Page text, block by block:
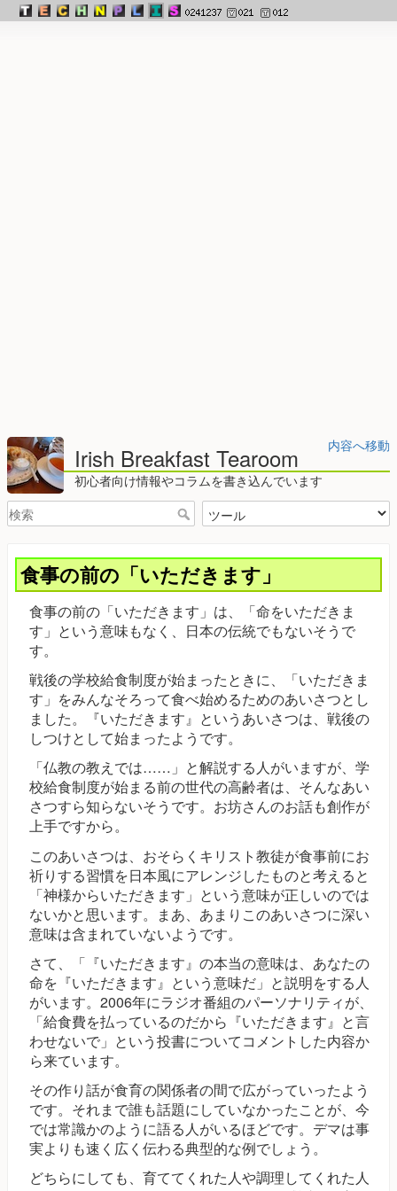
内容へ移動
Irish Breakfast Tearoom
初心者向け情報やコラムを書き込んでいます
食事の前の「いただきます」
食事の前の「いただきます」は、「命をいただきま
す」という意味もなく、日本の伝統でもないそうで
す。
戦後の学校給食制度が始まったときに、「いただきま
す」をみんなそろって食べ始めるためのあいさつとし
ました。『いただきます』というあいさつは、戦後の
しつけとして始まったようです。
「仏教の教えでは……」と解説する人がいますが、学
校給食制度が始まる前の世代の高齢者は、そんなあい
さつすら知らないそうです。お坊さんのお話も創作が
上手ですから。
このあいさつは、おそらくキリスト教徒が食事前にお
祈りする習慣を日本風にアレンジしたものと考えると
「神様からいただきます」という意味が正しいのでは
ないかと思います。まあ、あまりこのあいさつに深い
意味は含まれていないようです。
さて、「『いただきます』の本当の意味は、あなたの
命を『いただきます』という意味だ」と説明をする人
がいます。2006年にラジオ番組のパーソナリティが、
「給食費を払っているのだから『いただきます』と言
わせないで」という投書についてコメントした内容か
ら来ています。
その作り話が食育の関係者の間で広がっていったよう
です。それまで誰も話題にしていなかったことが、今
では常識かのように語る人がいるほどです。デマは事
実よりも速く広く伝わる典型的な例でしょう。
どちらにしても、育ててくれた人や調理してくれた人